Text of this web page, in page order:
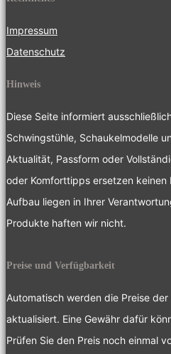
Impressum
Datenschutz
Hinweis
Diese Seite informiert
Schwingstühle, Schaukelmodelle
Aktualität, Passform oder
oder Komforttipps ersetzen keinen
Aufbau liegen in Ihrer
Produkte haften wir nicht.
Preise und Verfügbarkeit
Automatisch werden die Preise
aktualisiert. Eine Gewähr dafür
Prüfen Sie den Preis noch einmal